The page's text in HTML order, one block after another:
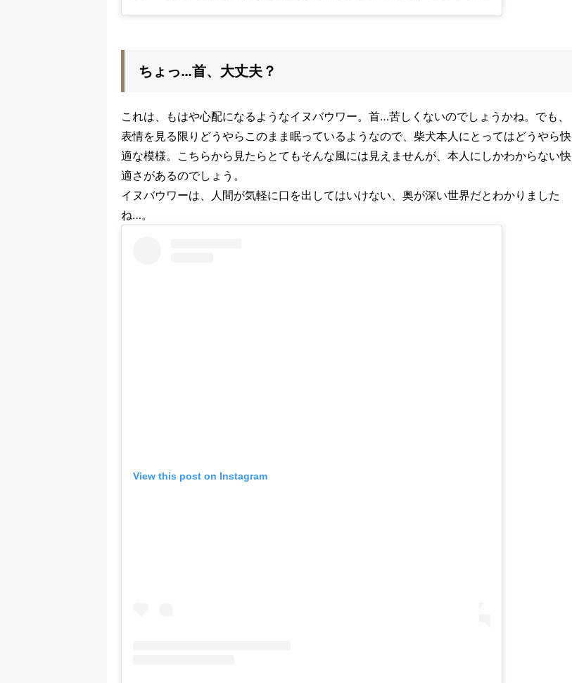
ちょっ…首、大丈夫？
これは、もはや心配になるようなイヌバウワー。首…苦しくないのでしょうかね。でも、
表情を見る限りどうやらこのまま眠っているようなので、柴犬本人にとってはどうやら快
適な模様。こちらから見たらとてもそんな風には見えませんが、本人にしかわからない快
適さがあるのでしょう。
イヌバウワーは、人間が気軽に口を出してはいけない、奥が深い世界だとわかりました
ね…。
View this post on Instagram